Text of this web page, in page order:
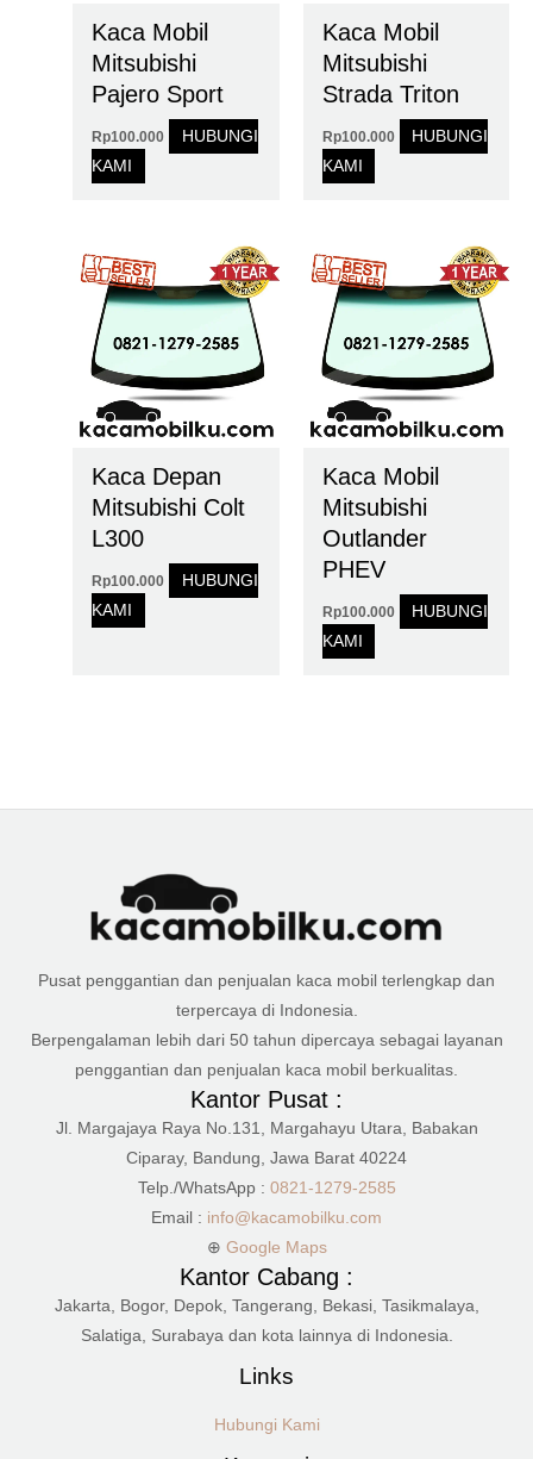
Kaca Mobil
Mitsubishi
Pajero Sport
Rp100.000
HUBUNGI
KAMI
Kaca Mobil
Mitsubishi
Strada Triton
Rp100.000
HUBUNGI
KAMI
Kaca Depan
Mitsubishi Colt
L300
Rp100.000
HUBUNGI
KAMI
Kaca Mobil
Mitsubishi
Outlander
PHEV
Rp100.000
HUBUNGI
KAMI
Pusat penggantian dan penjualan kaca mobil terlengkap dan
terpercaya di Indonesia.
Berpengalaman lebih dari 50 tahun dipercaya sebagai layanan
penggantian dan penjualan kaca mobil berkualitas.
Kantor Pusat :
Jl. Margajaya Raya No.131, Margahayu Utara, Babakan
Ciparay, Bandung, Jawa Barat 40224
Telp./WhatsApp : 0821-1279-2585
Email : info@kacamobilku.com
⊕ Google Maps
Kantor Cabang :
Jakarta, Bogor, Depok, Tangerang, Bekasi, Tasikmalaya,
Salatiga, Surabaya dan kota lainnya di Indonesia.
Links
Hubungi Kami